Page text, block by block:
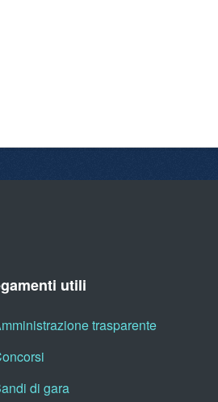
utili
trasparente
di gara